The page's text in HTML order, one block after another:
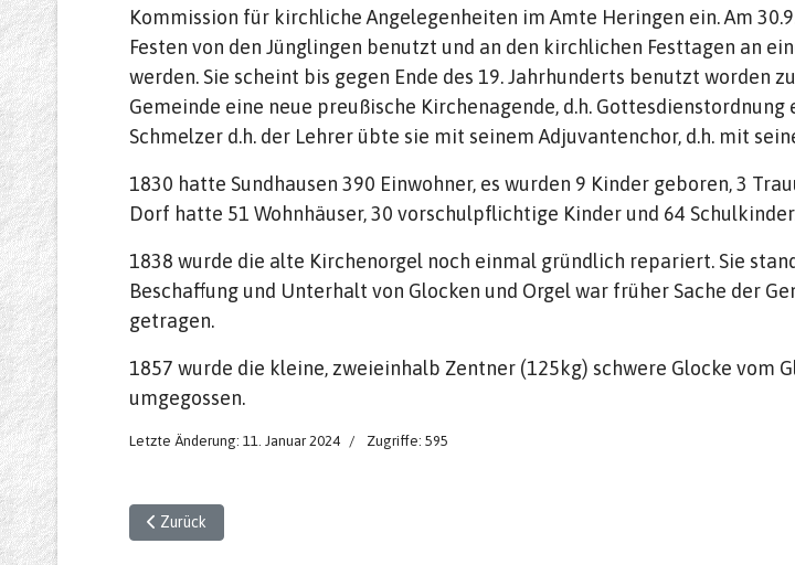
Kommission für kirchliche Angelegenheiten im Amte Heringen ein. Am
Festen von den Jünglingen benutzt und an den kirchlichen Festtagen an
werden. Sie scheint bis gegen Ende des 19. Jahrhunderts benutzt worden
Gemeinde eine neue preußische Kirchenagende, d.h.
Schmelzer d.h. der Lehrer übte sie mit seinem Adjuvantenchor, d.h. mit
1830 hatte Sundhausen 390 Einwohner, es wurden 9 Kinder geboren, 3
Dorf hatte 51 Wohnhäuser, 30 vorschulpflichtige Kinder und 64
1838 wurde die alte Kirchenorgel noch einmal gründlich repariert. Sie
Beschaffung und Unterhalt von Glocken und Orgel war früher Sache der
getragen.
1857 wurde die kleine, zweieinhalb Zentner (125kg) schwere Glocke vom
umgegossen.
Letzte Änderung: 11. Januar 2024 Zugriffe: 595
Vorheriger Beitrag: Kirchliches Leben 1800 - 1900
Zurück